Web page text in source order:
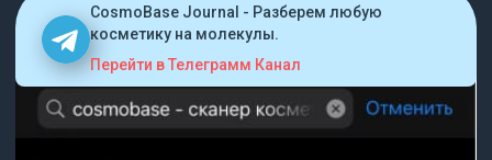
CosmoBase Journal - Разберем любую
косметику на молекулы.
Перейти в Телеграмм Канал